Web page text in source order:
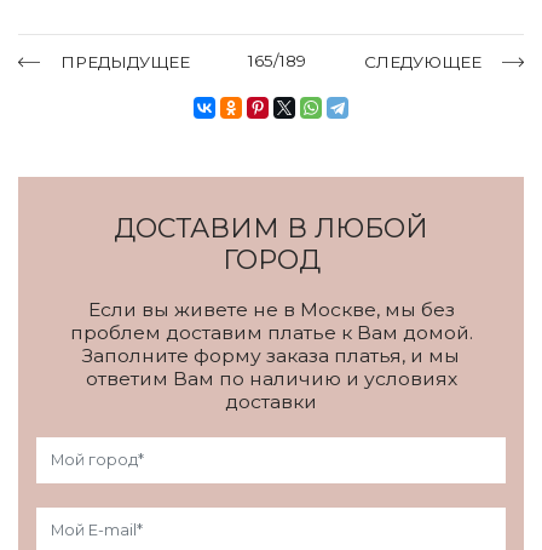
ПРЕДЫДУЩЕЕ 165/189 СЛЕДУЮЩЕЕ
ДОСТАВИМ В ЛЮБОЙ
ГОРОД
Если вы живете не в Москве, мы без
проблем доставим платье к Вам домой.
Заполните форму заказа платья, и мы
ответим Вам по наличию и условиях
доставки